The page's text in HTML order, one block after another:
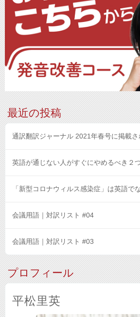
最近の投稿
通訳翻訳ジャーナル 2021年春号に掲載さ
英語が通じない人がすぐにやめるべき２
「新型コロナウィルス感染症」は英語で
会議用語｜対訳リスト #04
会議用語｜対訳リスト #03
プロフィール
平松里英